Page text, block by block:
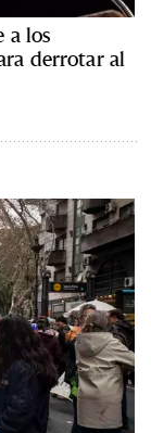
a los
derrotar al